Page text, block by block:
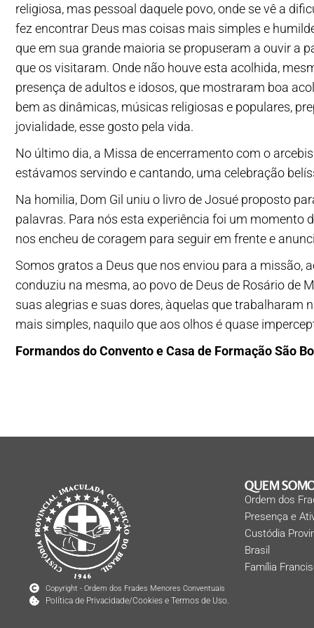
religiosa, mas pessoal daquele povo, onde se vê a
fez encontrar Deus mas coisas mais simples e
que em sua grande maioria se propuseram a ouvir a
que os visitaram. Onde não houve esta acolhida,
presença de adultos e idosos, que mostraram boa
bem as dinâmicas, músicas religiosas e populares,
jovialidade, esse gosto pela vida.
No último dia, a Missa de encerramento com o
estávamos servindo e cantando, uma celebração
Na homilia, Dom Gil uniu o livro de Josué proposto
palavras. Para nós esta experiência foi um momento
nos encheu de coragem para seguir em frente e
Somos gratos a Deus que nos enviou para a missão,
conduziu na mesma, ao povo de Deus de Rosário de
suas alegrias e suas dores, àquelas que trabalharam
mais simples, naquilo que aos olhos é quase
Formandos do Convento e Casa de Formação São
Copyright - Ordem dos Frades Menores Conventuais
Política de Privacidade/Cookies e Termos de Uso.
QUEM
Ordem dos
Presença e
Custódia
Brasil
Família